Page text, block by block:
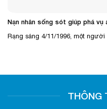
Nạn nhân sống sót giúp phá vụ
Rạng sáng 4/11/1996, một
THÔNG